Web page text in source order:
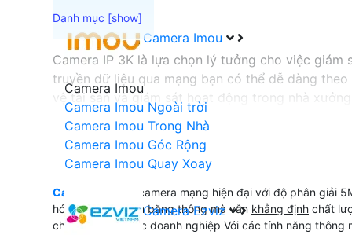
Camera Imou
Camera Imou
Camera Imou Ngoài trời
Camera Imou Trong Nhà
Camera Imou Góc Rộng
Camera Imou Quay Xoay
Camera Ezviz
Camera IP 3K là lựa chọn lý tưởng cho việc
truyền dữ liệu qua mạng bạn có thể dễ dàng
vệ tài sản và giám sát hoạt động trong nhà
Camera IP 3k
là camera mạng hiện đại với độ phân giải
hóa giúp tiết kiệm băng thông mà vẫn khẳng định chất
cho ngôi nhà hoặc doanh nghiệp Với các tính năng